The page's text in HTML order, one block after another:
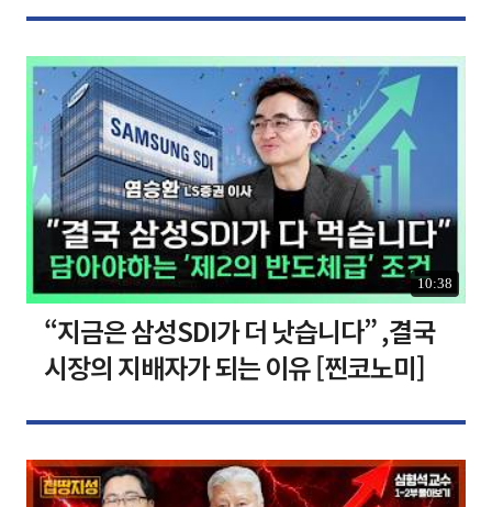
10:38
“지금은 삼성SDI가 더 낫습니다” ,결국
시장의 지배자가 되는 이유 [찐코노미]